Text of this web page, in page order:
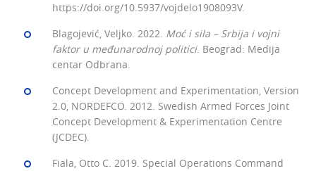
https://doi.org/10.5937/vojdelo1908093V.
Blagojević, Veljko. 2022. Moć i sila – Srbija i vojni
faktor u međunarodnoj politici. Beograd: Medija
centar Odbrana.
Concept Development and Experimentation, Version
2.0, NORDEFCO. 2012. Swedish Armed Forces Joint
Concept Development & Experimentation Centre
(JCDEC).
Fiala, Otto C. 2019. Special Operations Command